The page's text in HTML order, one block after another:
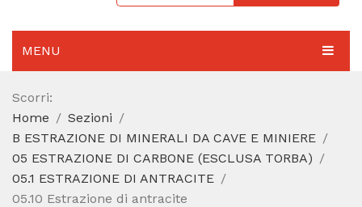
MENU
AGGIORNAMENTO 2025
SEZIONI
CODICE ATECO A COSA SERVE
Scorri:
Home
Sezioni
B ESTRAZIONE DI MINERALI DA CAVE E MINIERE
05 ESTRAZIONE DI CARBONE (ESCLUSA TORBA)
05.1 ESTRAZIONE DI ANTRACITE
05.10 Estrazione di antracite